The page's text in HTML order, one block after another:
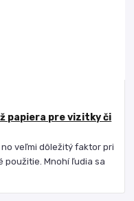
papiera pre vizitky či
veľmi dôležitý faktor pri
použitie. Mnohí ľudia sa